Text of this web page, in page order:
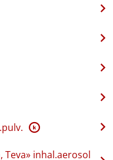
K
inhal.aerosol